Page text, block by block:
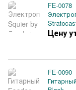
FE-0078
Цену
FE-0090